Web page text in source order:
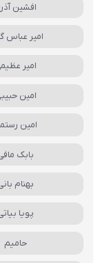
افشین
امیر عباس
امیر
امین
امین
بابک
بهنام
پویا
حامیم